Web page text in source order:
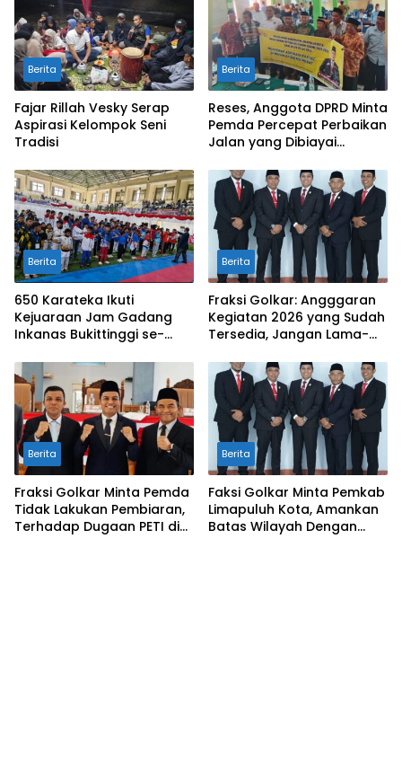
Berita
Fajar Rillah Vesky Serap
Aspirasi Kelompok Seni
Tradisi
Berita
Reses, Anggota DPRD Minta
Pemda Percepat Perbaikan
Jalan yang Dibiayai
Berita
650 Karateka Ikuti
Kejuaraan Jam Gadang
Inkanas Bukittinggi se-
Berita
Fraksi Golkar: Angggaran
Kegiatan 2026 yang Sudah
Tersedia, Jangan Lama-
Daerah
Berita
Fraksi Golkar Minta Pemda
Tidak Lakukan Pembiaran,
Terhadap Dugaan PETI di
Berita
Faksi Golkar Minta Pemkab
Limapuluh Kota, Amankan
Batas Wilayah Dengan